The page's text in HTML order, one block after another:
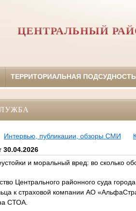
ЦЕНТРАЛЬНЫЙ
ТЕРРИТОРИАЛЬНАЯ ПОДСУДНОСТЬ
Интервью, публикации, обзоры СМИ
30.04.2026
и моральный вред: во сколько
Центрального районного суда
к страховой компании АО
СТОА.